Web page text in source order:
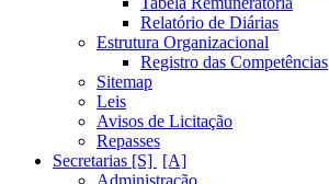
Relatório de Diárias
Estrutura Organizacional
Registro das Competências
Sitemap
Leis
Avisos de Licitação
Repasses
Secretarias [S]
Administração